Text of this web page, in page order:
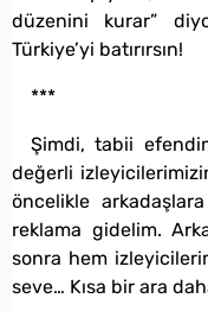
düzenini kurar”
Türkiye’yi batırırsın!
***
Şimdi, tabii
değerli
öncelikle
reklama gidelim.
sonra hem
seve… Kısa bir ara